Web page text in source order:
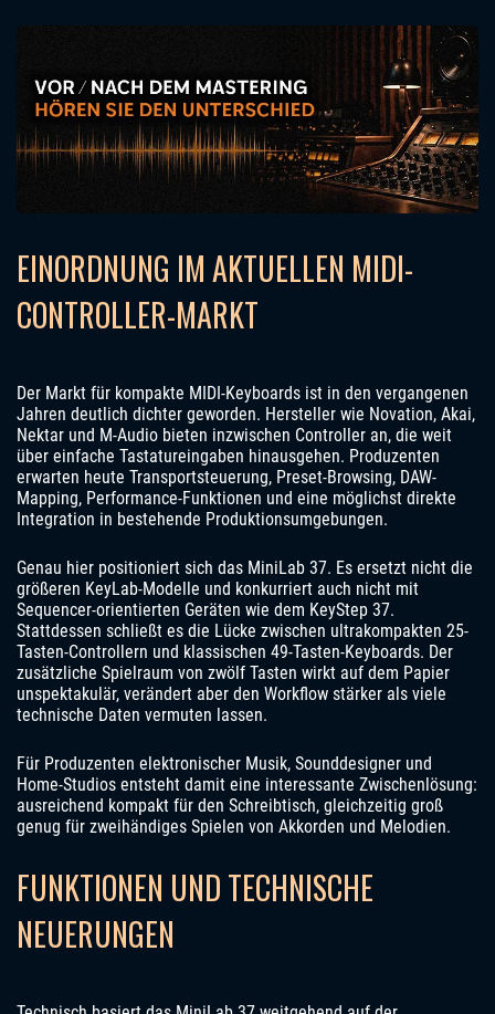
EINORDNUNG IM AKTUELLEN MIDI-
CONTROLLER-MARKT
Der Markt für kompakte MIDI-Keyboards ist in den vergangenen
Jahren deutlich dichter geworden. Hersteller wie Novation, Akai,
Nektar und M-Audio bieten inzwischen Controller an, die weit
über einfache Tastatureingaben hinausgehen. Produzenten
erwarten heute Transportsteuerung, Preset-Browsing, DAW-
Mapping, Performance-Funktionen und eine möglichst direkte
Integration in bestehende Produktionsumgebungen.
Genau hier positioniert sich das MiniLab 37. Es ersetzt nicht die
größeren KeyLab-Modelle und konkurriert auch nicht mit
Sequencer-orientierten Geräten wie dem KeyStep 37.
Stattdessen schließt es die Lücke zwischen ultrakompakten 25-
Tasten-Controllern und klassischen 49-Tasten-Keyboards. Der
zusätzliche Spielraum von zwölf Tasten wirkt auf dem Papier
unspektakulär, verändert aber den Workflow stärker als viele
technische Daten vermuten lassen.
Für Produzenten elektronischer Musik, Sounddesigner und
Home-Studios entsteht damit eine interessante Zwischenlösung:
ausreichend kompakt für den Schreibtisch, gleichzeitig groß
genug für zweihändiges Spielen von Akkorden und Melodien.
FUNKTIONEN UND TECHNISCHE
NEUERUNGEN